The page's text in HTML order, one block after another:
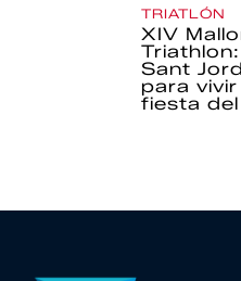
TRIATLÓN
XIV
Sant
para
fiesta